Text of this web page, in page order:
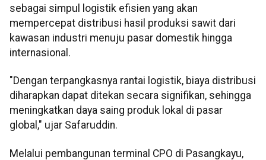
sebagai simpul logistik efisien yang akan
mempercepat distribusi hasil produksi sawit dari
kawasan industri menuju pasar domestik hingga
internasional.
"Dengan terpangkasnya rantai logistik, biaya distribusi
diharapkan dapat ditekan secara signifikan, sehingga
meningkatkan daya saing produk lokal di pasar
global," ujar Safaruddin.
Melalui pembangunan terminal CPO di Pasangkayu,